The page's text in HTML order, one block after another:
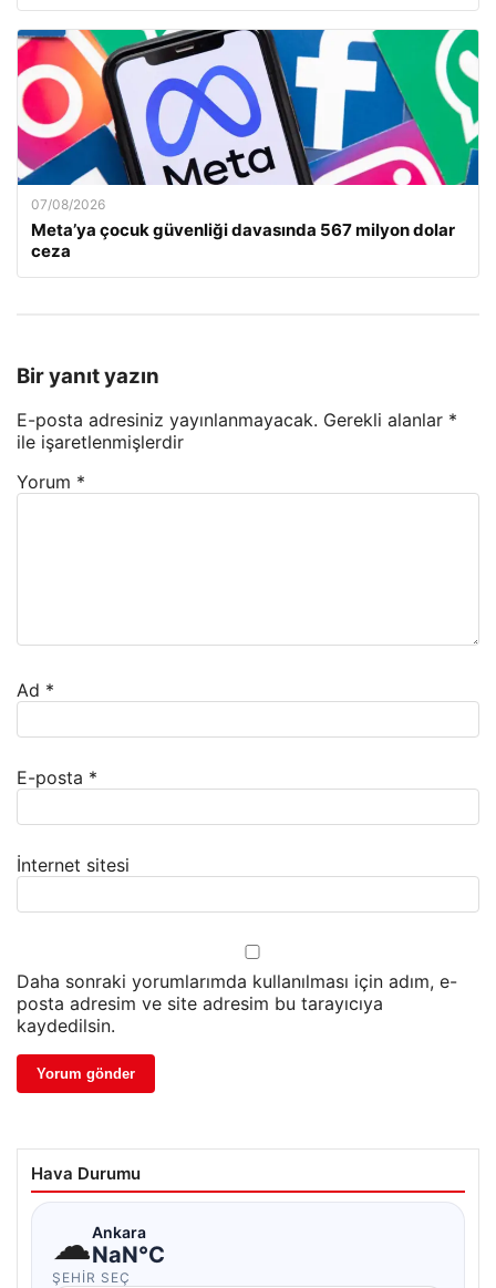
07/08/2026
Meta’ya çocuk güvenliği davasında 567 milyon dolar
ceza
Bir yanıt yazın
E-posta adresiniz yayınlanmayacak. Gerekli alanlar *
ile işaretlenmişlerdir
Yorum *
Ad *
E-posta *
İnternet sitesi
Daha sonraki yorumlarımda kullanılması için adım, e-
posta adresim ve site adresim bu tarayıcıya
kaydedilsin.
Hava Durumu
☁Ankara
NaN°C
ŞEHIR SEÇ